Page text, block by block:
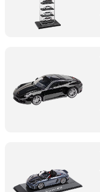
Klantenservice